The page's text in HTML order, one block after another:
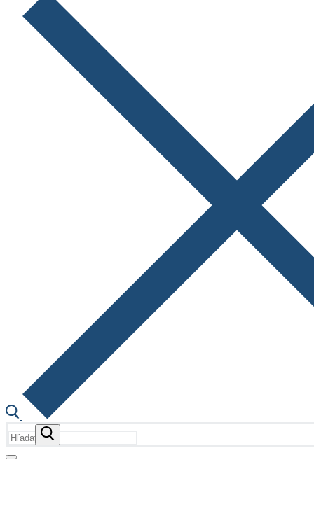
Hľadať: